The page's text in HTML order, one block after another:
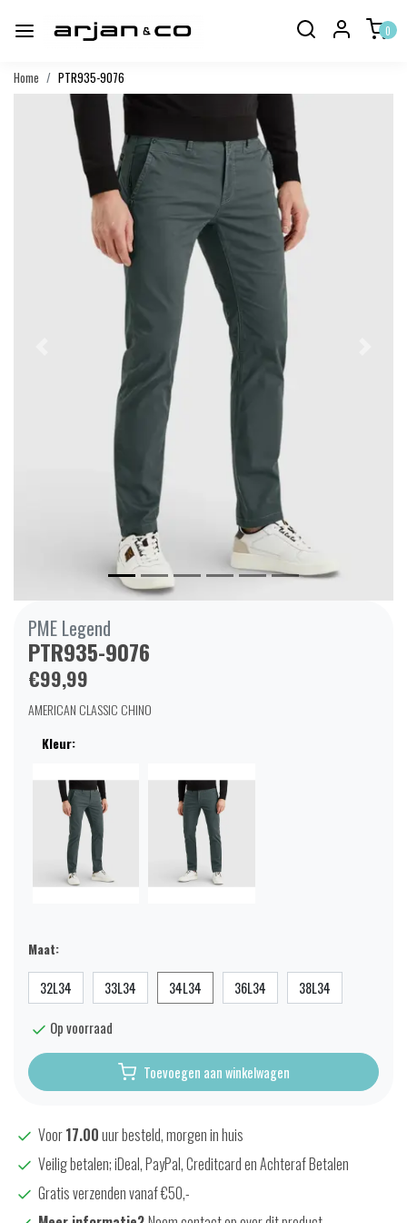
0
Home PTR935-9076
PME Legend
PTR935-9076
€99,99
AMERICAN CLASSIC CHINO
Kleur:
Maat:
32L34 33L34 34L34 36L34 38L34
Op voorraad
Toevoegen aan winkelwagen
Voor17.00uur besteld, morgen in huis
Veilig betalen; iDeal, PayPal, Creditcard en Achteraf Betalen
Gratis verzenden vanaf €50,-